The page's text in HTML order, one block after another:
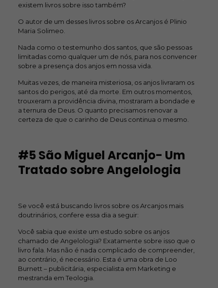
existem livros sobre isso também?
O autor de um desses livros sobre os Arcanjos é Plinio
Maria Solimeo.
Nada como o testemunho dos santos, que são pessoas
limitadas como qualquer um de nós, para nos convencer
sobre a presença dos anjos em nossa vida.
Muitas vezes, de maneira misteriosa, os anjos livraram os
santos do perigos, até da morte. Em outros momentos,
trouxeram a providência divina, mostraram a bondade e
a ternura de Deus. O quanto precisamos renovar a
certeza de que o carinho de Deus continua o mesmo.
#5 São Miguel Arcanjo- Um
Tratado sobre Angelologia
Se você está buscando livros sobre os Arcanjos mais
doutrinários, confere essa dia a seguir:
Você sabia que existe um estudo sobre os anjos
chamado de Angelologia? Exatamente sobre isso que o
livro fala. Mas não é nada complicado de compreender,
ao contrário, é necessário. Esta é uma obra de Loo
Burnett – publicitária, especialista em Marketing e
mestranda em Teologia.